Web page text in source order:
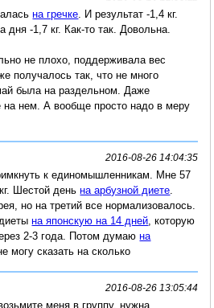
на гречке . И результат -1,4 кг.
дня -1,7 кг. Как-то так. Довольна.
не плохо, поддерживала вес
получалось так, что не много
была на раздельном. Даже
на нем. А вообще просто надо в меру
2016-08-26 14:04:35
к единомышленникам. Мне 57
Шестой деньна арбузной диете
но на третий все нормализовалось.
диетына японскую на 14 дней , которую
2-3 года. Потом думаюна
могу сказать на сколько
2016-08-26 13:05:44
меня в группу, нужна